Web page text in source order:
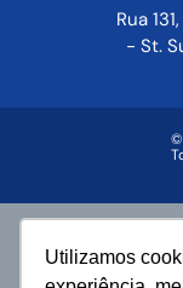
Utilizamos
Rua
- St.
©